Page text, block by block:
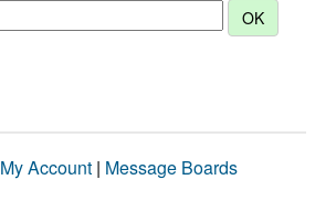
My Account | Message Boards